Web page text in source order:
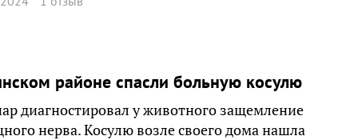
районе спасли больную косулю
диагностировал у животного защемление
нерва. Косулю возле своего дома нашла